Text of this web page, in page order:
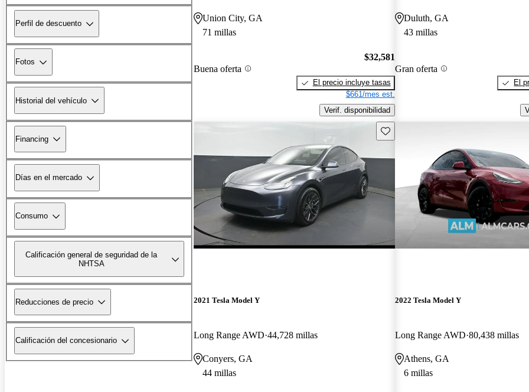
Perfil de descuento
Fotos
Historial del vehículo
Financing
Días en el mercado
Consumo
Calificación general de seguridad de la
NHTSA
Reducciones de precio
Calificación del concesionario
Union City, GA
71 millas
Buena oferta
$32,581
El precio incluye tasas
$661/mes est.
Verif. disponibilidad
Duluth, GA
43 millas
Gran oferta
El
Guarda este Aviso
2021 Tesla Model Y
Long Range AWD 44,728 millas
Conyers, GA
44 millas
2022 Tesla Model Y
Long Range AWD 80,438 millas
Athens, GA
6 millas